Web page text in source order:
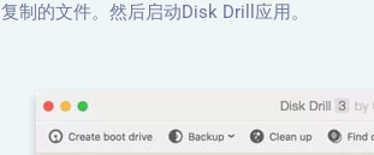
复制的文件。然后启动Disk Drill应用。